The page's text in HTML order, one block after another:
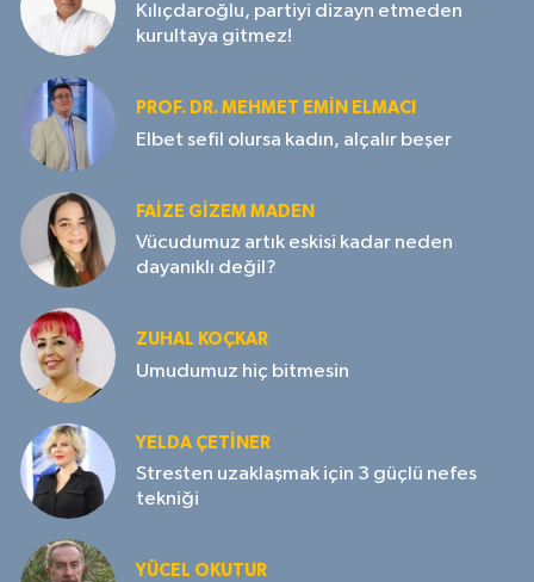
Kılıçdaroğlu, partiyi dizayn etmeden
kurultaya gitmez!
PROF. DR. MEHMET EMIN ELMACI
Elbet sefil olursa kadın, alçalır beşer
FAIZE GIZEM MADEN
Vücudumuz artık eskisi kadar neden
dayanıklı değil?
ZUHAL KOÇKAR
Umudumuz hiç bitmesin
YELDA ÇETİNER
Stresten uzaklaşmak için 3 güçlü nefes
tekniği
YÜCEL OKUTUR